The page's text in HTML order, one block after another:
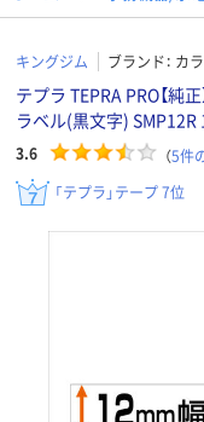
キングジム ブランド： カ
テプラ TEPRA PRO【純
ラベル(黒文字) SMP12R
3.6 （5件
「テプラ」テープ 7位